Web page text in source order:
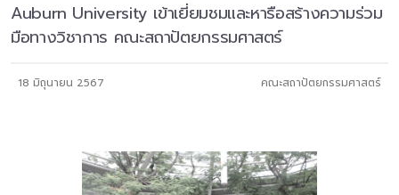
Auburn University เข้าเยี่ยมชมและหารือสร้างความร่วม
มือทางวิชาการ คณะสถาปัตยกรรมศาสตร์
18 มิถุนายน 2567 คณะสถาปัตยกรรมศาสตร์